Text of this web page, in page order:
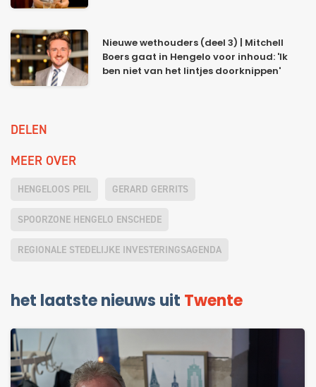
Nieuwe wethouders (deel 3) | Mitchell
Boers gaat in Hengelo voor inhoud: 'Ik
ben niet van het lintjes doorknippen'
DELEN
MEER OVER
HENGELOOS PEIL GERARD GERRITS
SPOORZONE HENGELO ENSCHEDE
REGIONALE STEDELIJKE INVESTERINGSAGENDA
het laatste nieuws uit Twente